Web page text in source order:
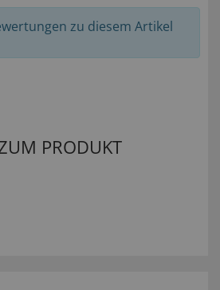
zu diesem Artikel
PRODUKT